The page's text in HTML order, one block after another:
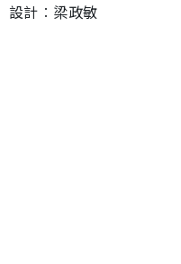
設計︰梁政敏